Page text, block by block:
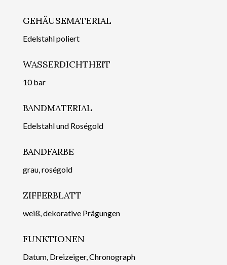
GEHÄUSEMATERIAL
Edelstahl poliert
WASSERDICHTHEIT
10 bar
BANDMATERIAL
Edelstahl und Roségold
BANDFARBE
grau, roségold
ZIFFERBLATT
weiß, dekorative Prägungen
FUNKTIONEN
Datum, Dreizeiger, Chronograph